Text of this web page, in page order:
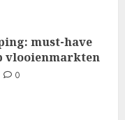
must-have
vlooienmarkten
0